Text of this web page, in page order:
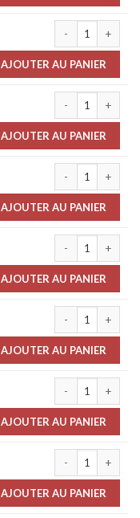
quantité de
AJOUTER AU PANIER
quantité de
AJOUTER AU PANIER
quantité de
AJOUTER AU PANIER
quantité de
AJOUTER AU PANIER
quantité de
AJOUTER AU PANIER
quantité de
AJOUTER AU PANIER
quantité de
AJOUTER AU PANIER